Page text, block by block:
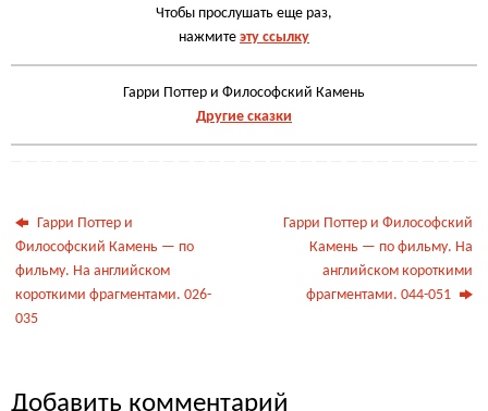
Чтобы прослушать еще раз,
нажмите эту ссылку
Гарри Поттер и Философский Камень
Другие сказки
Гарри Поттер и
Философский Камень — по
фильму. На английском
короткими фрагментами. 026-
035
Гарри Поттер и Философский
Камень — по фильму. На
английском короткими
фрагментами. 044-051
Добавить комментарий